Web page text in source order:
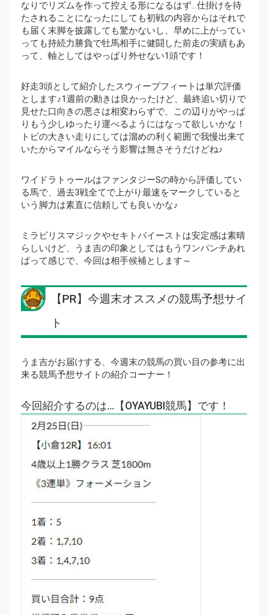
なりでリズムを作って控える形になるはず…仕掛けを待
たされることになったにしても初戦の内容からはそれで
も届く末脚を披露しても驚かないし、早めに上がってい
っても持続力勝負で牡馬相手に健闘した前走の実績もあ
って、軸としてはやっぱり外せない1頭です！
好走3頭として紹介したスウィープフィートは単穴評価
とします♪1週前の動きは良かったけど、最終追い切りで
見せた口向きの悪さは相変わらずで、この辺りがやっぱ
りもう少しゆったり運べるようにはなって欲しいかな！
トビの大きい走りにしては溜めの利く範囲で我慢出来て
いたからマイルならそう影響は無さそうだけどね♪
ワイドラトゥールはファンタジーSの時から評価してい
る馬で、過去3戦全てで上がり最速をマークしていると
いう脚力は素直に信頼しても良いかな♪
ミラビリスマジックやセキトバイーストは安定感は素晴
らしいけど、うま吉の印象としてはもうワンパンチあれ
ばって感じで、今回は相手候補とします～
【PR】今週末オススメの競馬予想サイ
ト
うま吉がお届けする、今週末の競馬の買い目の参考に出
来る競馬予想サイトの紹介コーナー！
今回紹介するのは…【OYAYUBI競馬】です！